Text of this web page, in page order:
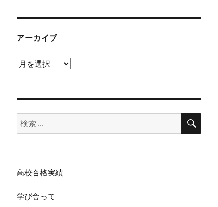
アーカイブ
ア
検
索:
検
高校合格実績
学び舎って